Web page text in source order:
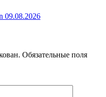
09.08.2026
Обязательные поля